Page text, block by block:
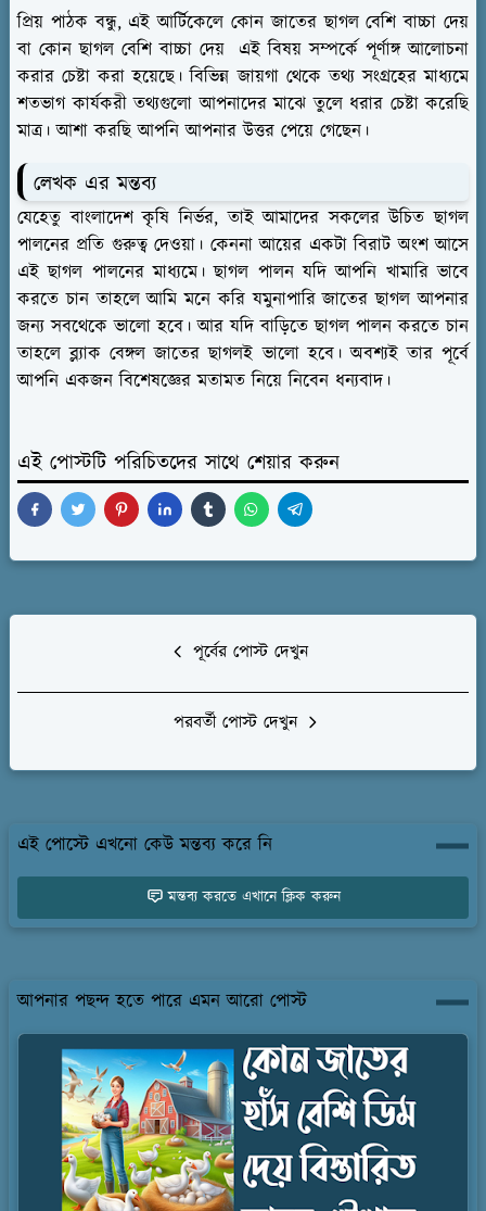
প্রিয় পাঠক বন্ধু, এই আর্টিকেলে কোন জাতের ছাগল বেশি বাচ্চা দেয়
বা কোন ছাগল বেশি বাচ্চা দেয় এই বিষয় সম্পর্কে পূর্ণাঙ্গ আলোচনা
করার চেষ্টা করা হয়েছে। বিভিন্ন জায়গা থেকে তথ্য সংগ্রহের মাধ্যমে
শতভাগ কার্যকরী তথ্যগুলো আপনাদের মাঝে তুলে ধরার চেষ্টা করেছি
মাত্র। আশা করছি আপনি আপনার উত্তর পেয়ে গেছেন।
লেখক এর মন্তব্য
যেহেতু বাংলাদেশ কৃষি নির্ভর, তাই আমাদের সকলের উচিত ছাগল
পালনের প্রতি গুরুত্ব দেওয়া। কেননা আয়ের একটা বিরাট অংশ আসে
এই ছাগল পালনের মাধ্যমে। ছাগল পালন যদি আপনি খামারি ভাবে
করতে চান তাহলে আমি মনে করি যমুনাপারি জাতের ছাগল আপনার
জন্য সবথেকে ভালো হবে। আর যদি বাড়িতে ছাগল পালন করতে চান
তাহলে ব্ল্যাক বেঙ্গল জাতের ছাগলই ভালো হবে। অবশ্যই তার পূর্বে
আপনি একজন বিশেষজ্ঞের মতামত নিয়ে নিবেন ধন্যবাদ।
এই পোস্টটি পরিচিতদের সাথে শেয়ার করুন
পূর্বের পোস্ট দেখুন
পরবর্তী পোস্ট দেখুন
এই পোস্টে এখনো কেউ মন্তব্য করে নি
মন্তব্য করতে এখানে ক্লিক করুন
আপনার পছন্দ হতে পারে এমন আরো পোস্ট